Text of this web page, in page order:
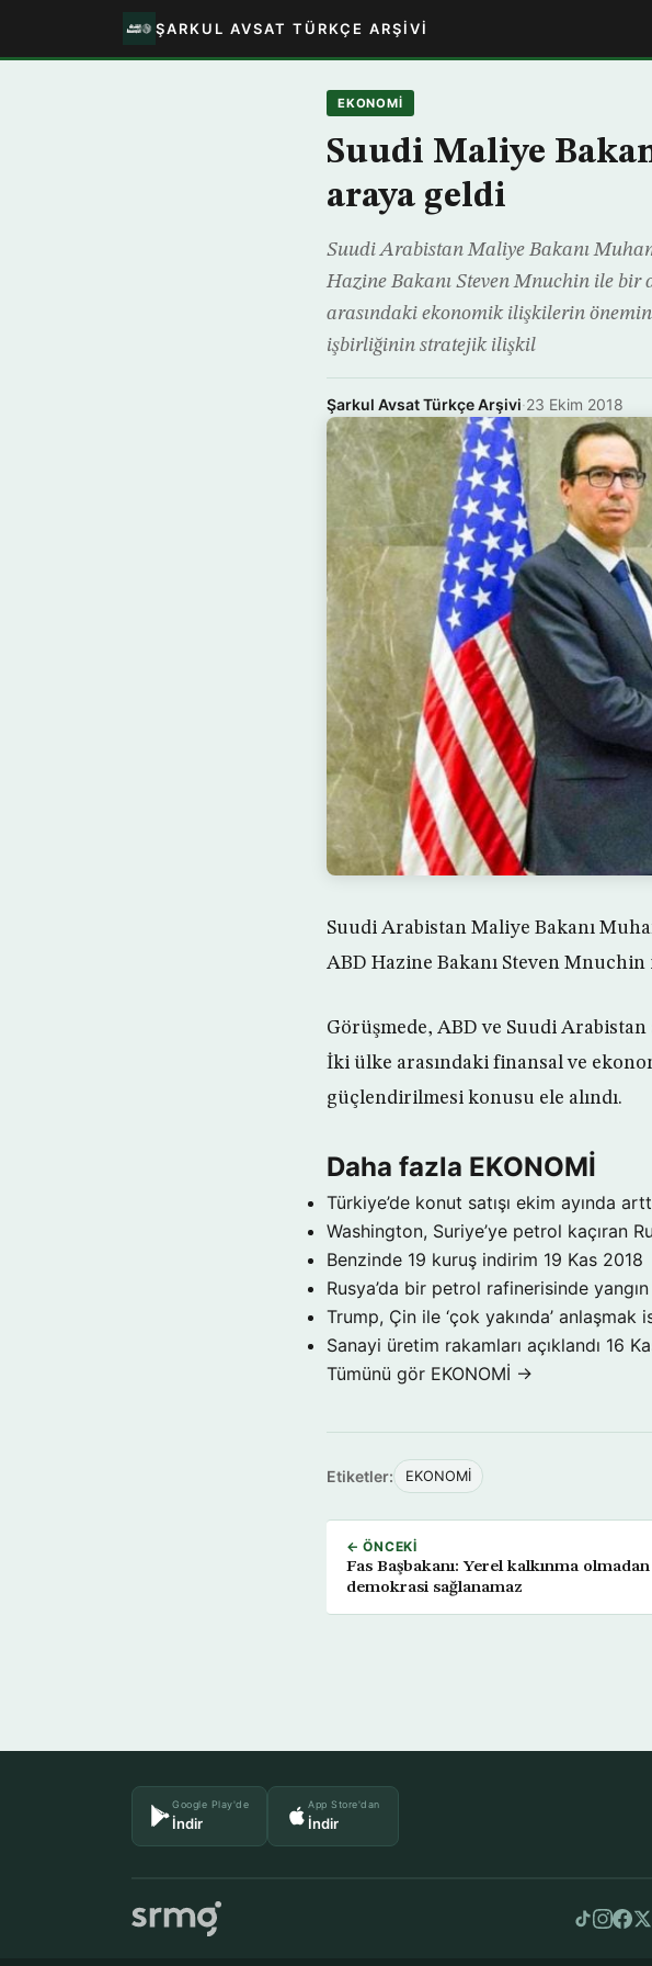
ŞARKUL AVSAT TÜRKÇE ARŞIVI
EKONOMİ
Suudi Maliye
araya geldi
Suudi Arabistan Maliye Bakanı
Hazine Bakanı Steven Mnuchin ile bir
arasındaki ekonomik ilişkilerin
işbirliğinin stratejik ilişkil
Şarkul Avsat Türkçe Arşivi·23 Ekim 2018
Suudi Arabistan Maliye Bakanı
ABD Hazine Bakanı Steven
Görüşmede, ABD ve Suudi
İki ülke arasındaki finansal ve
güçlendirilmesi konusu ele alındı.
Daha fazla EKONOMİ
Türkiye’de konut satışı ekim ayında
Washington, Suriye’ye petrol kaçıran
Benzinde 19 kuruş indirim 19 Kas 2018
Rusya’da bir petrol rafinerisinde yangın
Trump, Çin ile ‘çok yakında’ anlaşmak
Sanayi üretim rakamları açıklandı 16
Tümünü gör EKONOMİ →
Etiketler: EKONOMİ
← ÖNCEKI
Fas Başbakanı: Yerel kalkınma olmadan
demokrasi sağlanamaz
Google Play'de
İndir
App Store'dan
İndir